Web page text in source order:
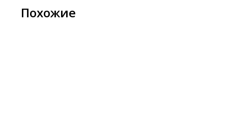
Похожие